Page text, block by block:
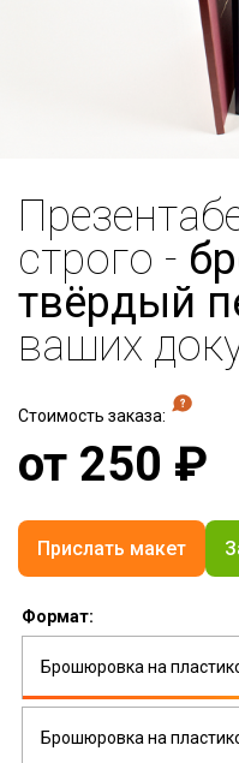
строго -
твёрдый
ваших
Стоимость заказа:
от 250 ₽
Прислать макет
Формат:
Брошюровка на
Брошюровка на